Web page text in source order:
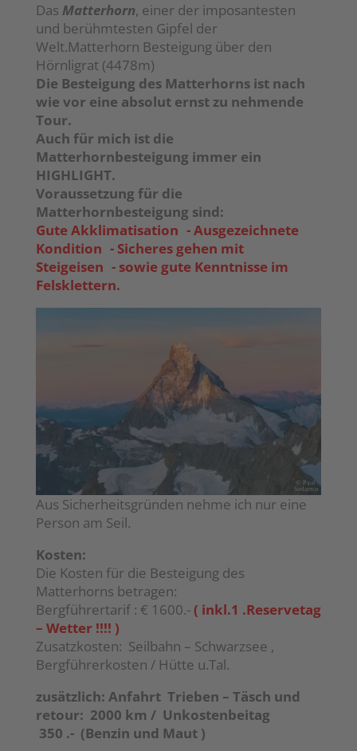
Das Matterhorn, einer der imposantesten
und berühmtesten Gipfel der
Welt.Matterhorn Besteigung über den
Hörnligrat (4478m)
Die Besteigung des Matterhorns ist nach
wie vor eine absolut ernst zu nehmende
Tour.
Auch für mich ist die
Matterhornbesteigung immer ein
HIGHLIGHT.
Voraussetzung für die
Matterhornbesteigung sind:
Gute Akklimatisation - Ausgezeichnete
Kondition - Sicheres gehen mit
Steigeisen - sowie gute Kenntnisse im
Felsklettern.
Aus Sicherheitsgründen nehme ich nur eine
Person am Seil.
Kosten:
Die Kosten für die Besteigung des
Matterhorns betragen:
Bergführertarif : € 1600.- ( inkl.1 .Reservetag
– Wetter !!!! )
Zusatzkosten: Seilbahn – Schwarzsee ,
Bergführerkosten / Hütte u.Tal.
zusätzlich: Anfahrt Trieben – Täsch und
retour: 2000 km / Unkostenbeitag
350 .- (Benzin und Maut )